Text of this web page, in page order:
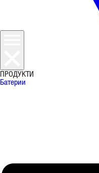
ПРОДУКТИ
Батерии